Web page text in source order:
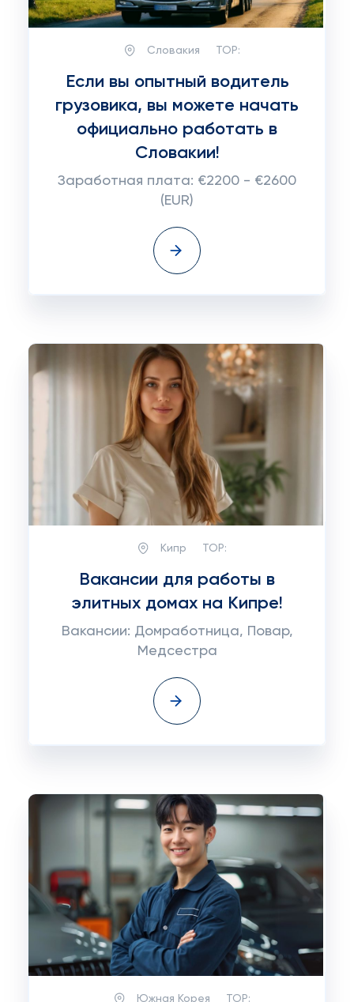
Словакия TOP:
Если вы опытный водитель
грузовика, вы можете начать
официально работать в
Словакии!
Заработная плата: €2200 - €2600
(EUR)
Кипр TOP:
Вакансии для работы в
элитных домах на Кипре!
Вакансии: Домработница, Повар,
Медсестра
Южная Корея TOP: